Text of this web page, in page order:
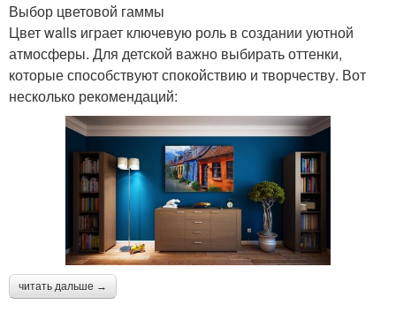
Выбор цветовой гаммы
Цвет walls играет ключевую роль в создании уютной
атмосферы. Для детской важно выбирать оттенки,
которые способствуют спокойствию и творчеству. Вот
несколько рекомендаций:
читать дальше →